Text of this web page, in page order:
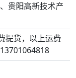
贵阳高新技术产
提货，以上运费